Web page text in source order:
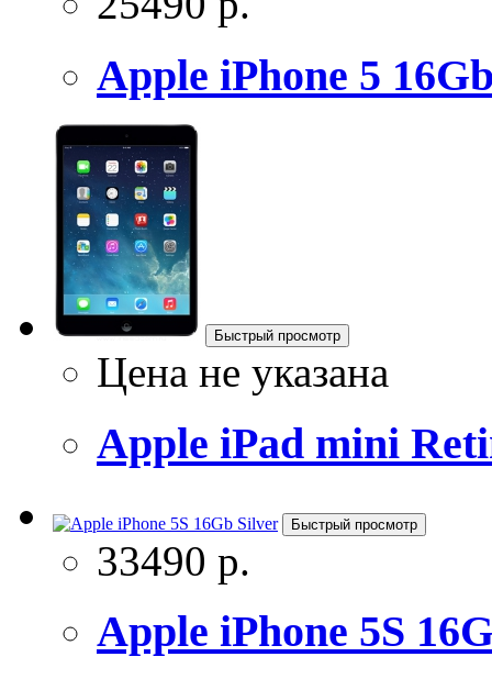
Apple iPhone 5
Быстрый просмотр
Цена не указана
Apple iPad mini
Быстрый просмотр
33490 р.
Apple iPhone 5S